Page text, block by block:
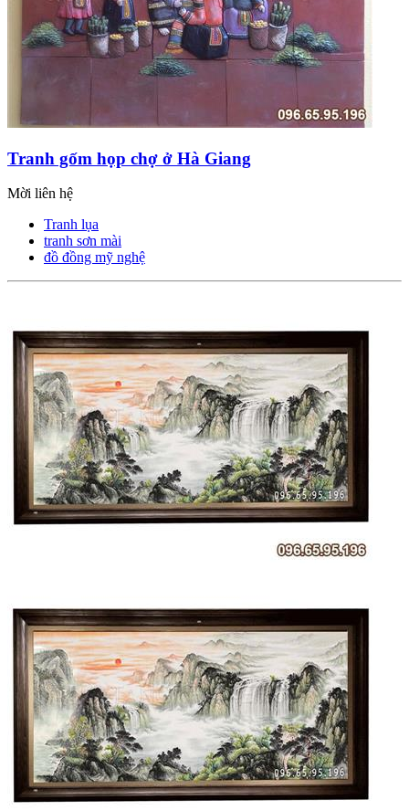
Tranh gốm họp chợ ở Hà Giang
Mời liên hệ
Tranh lụa
tranh sơn mài
đồ đồng mỹ nghệ